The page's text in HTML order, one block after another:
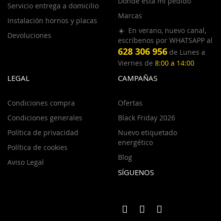
Servicio entrega a domicilio
Instalación hornos y placas
Devoluciones
Marcas
☀️ En verano, nuevo canal,
escríbenos por WHATSAPP al
628 306 956 de Lunes a
Viernes de 8:00 a 14:00
LEGAL
Condiciones compra
Condiciones generales
Política de privacidad
Política de cookies
Aviso Legal
CAMPAÑAS
Ofertas
Black Friday 2026
Nuevo etiquetado
energético
Blog
SÍGUENOS